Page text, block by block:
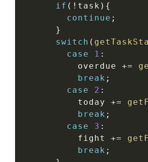
if ( ! task ) {
continue ;
}
switch (
case
1 :
          overdue
+=
break ;
case
2 :
          today
+=
break ;
case
3 :
          fight
+=
break ;